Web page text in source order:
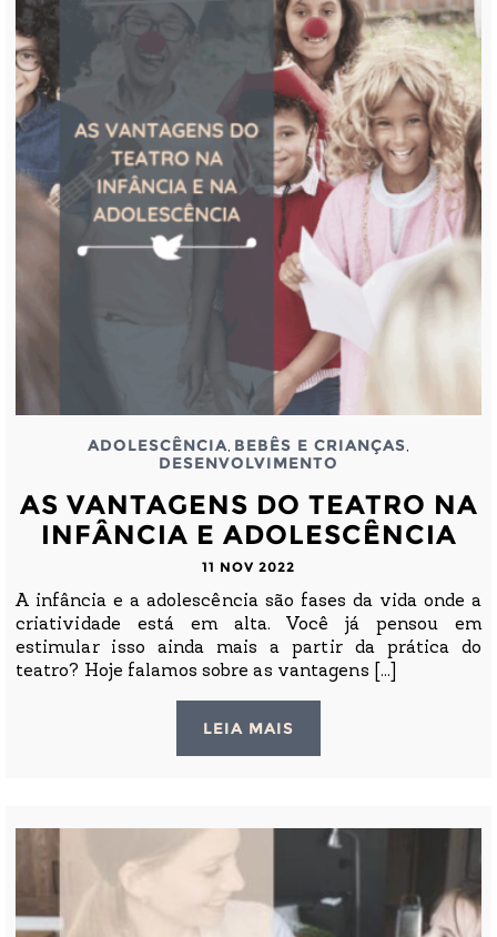
ADOLESCÊNCIA BEBÊS E CRIANÇAS
DESENVOLVIMENTO
AS VANTAGENS DO TEATRO NA
INFÂNCIA E ADOLESCÊNCIA
11 NOV 2022
A infância e a adolescência são fases da vida onde a
criatividade está em alta. Você já pensou em
estimular isso ainda mais a partir da prática do
teatro? Hoje falamos sobre as vantagens [...]
LEIA MAIS